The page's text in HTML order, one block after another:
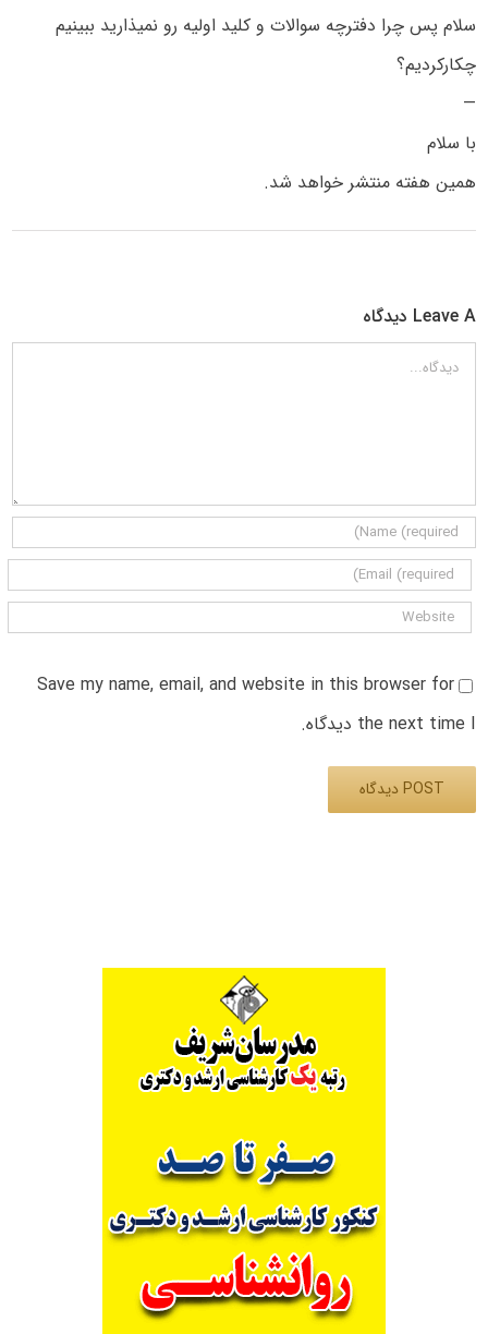
سلام پس چرا دفترچه سوالات و کلید اولیه رو نمیذارید ببینیم
چکارکردیم؟
—
با سلام
همین هفته منتشر خواهد شد.
Leave A دیدگاه
دیدگاه
Save my name, email, and website in this browser for
the next time I دیدگاه.